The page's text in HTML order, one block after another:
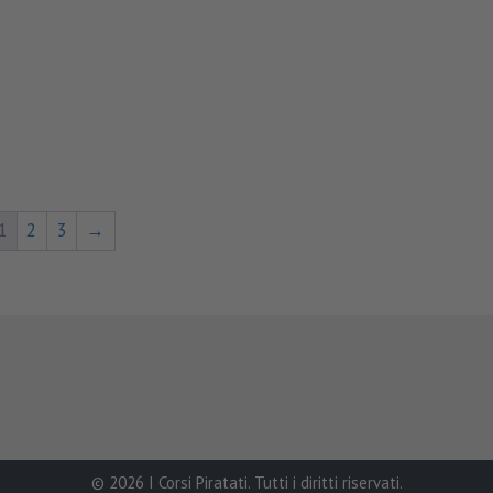
2 3 →
© 2026 I Corsi Piratati. Tutti i diritti riservati.